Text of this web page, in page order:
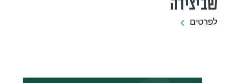
שביצירה
לפרטים